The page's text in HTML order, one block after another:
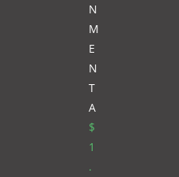
N
M
E
N
T
A
$
1
.